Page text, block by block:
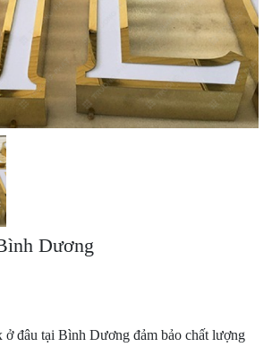
Dương
đâu tại Bình Dương đảm bảo chất lượng